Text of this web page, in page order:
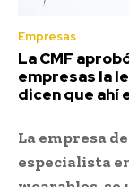
Empresas
La CMF
empresas la
dicen que ahí
La empresa
especialista